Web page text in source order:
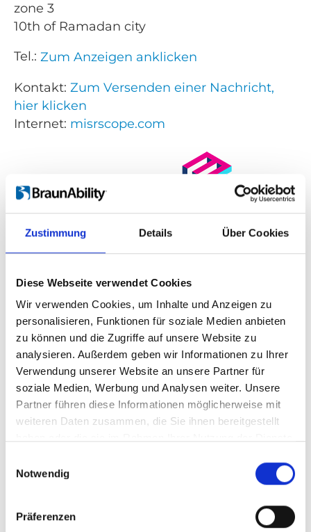
Zustimmung Details Über Cookies
Diese Webseite verwendet Cookies
Wir verwenden Cookies, um Inhalte und Anzeigen zu
personalisieren, Funktionen für soziale Medien anbieten
zu können und die Zugriffe auf unsere Website zu
analysieren. Außerdem geben wir Informationen zu Ihrer
Verwendung unserer Website an unsere Partner für
soziale Medien, Werbung und Analysen weiter. Unsere
Partner führen diese Informationen möglicherweise mit
weiteren Daten zusammen, die Sie ihnen bereitgestellt
Notwendig
Präferenzen
zone 3
10th of Ramadan city
Tel.: Zum Anzeigen anklicken
Kontakt: Zum Versenden einer Nachricht,
hier klicken
Internet: misrscope.com
Um- und Hinsetzen
Rollstuhllifte
Systemboden und Sitze
Rampen
BraunAbility Europe ist stolz darauf, auf der ganzen Welt
unsere Produkte durch qualifiziertes Personal richtig und sicher
installiert werden.
Fachhändler, die über ausgezeichnete Kenntnisse im Umbau